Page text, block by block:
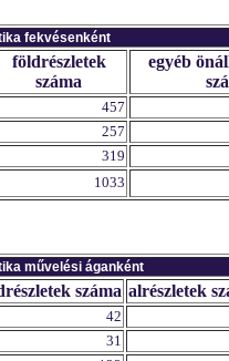
fekvésenként
földrészletek
száma
egyéb
457
257
319
1033
művelési áganként
száma alrészletek
42
31